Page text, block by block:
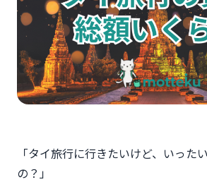
「タイ旅行に行きたいけど、いった
の？」